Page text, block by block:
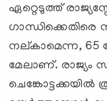
ഏറ്റെടുത്ത്
ഗാന്ധിക്കെതിരെ
നല്കാമെന്ന, 65
മേലാണ്. രാജ്യം
ചെങ്കോട്ടക്കയില്‍